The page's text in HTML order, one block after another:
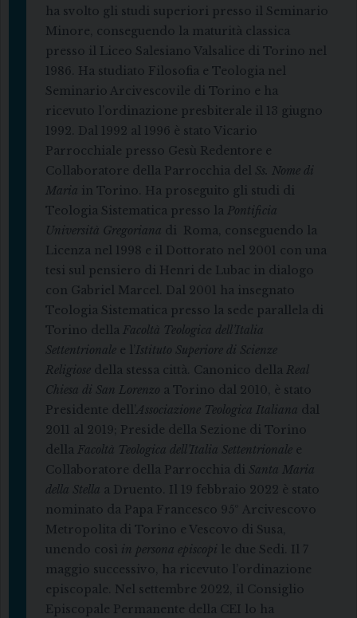
ha svolto gli studi superiori presso il Seminario
Minore, conseguendo la maturità classica
presso il Liceo Salesiano Valsalice di Torino nel
1986. Ha studiato Filosofia e Teologia nel
Seminario Arcivescovile di Torino e ha
ricevuto l’ordinazione presbiterale il 13 giugno
1992. Dal 1992 al 1996 è stato Vicario
Parrocchiale presso Gesù Redentore e
Collaboratore della Parrocchia del Ss. Nome di
Maria in Torino. Ha proseguito gli studi di
Teologia Sistematica presso la Pontificia
Università Gregoriana di Roma, conseguendo la
Licenza nel 1998 e il Dottorato nel 2001 con una
tesi sul pensiero di Henri de Lubac in dialogo
con Gabriel Marcel. Dal 2001 ha insegnato
Teologia Sistematica presso la sede parallela di
Torino della Facoltà Teologica dell’Italia
Settentrionale e l’ Istituto Superiore di Scienze
Religiose della stessa città. Canonico della Real
Chiesa di San Lorenzo a Torino dal 2010, è stato
Presidente dell’Associazione Teologica Italiana dal
2011 al 2019; Preside della Sezione di Torino
della Facoltà Teologica dell’Italia Settentrionale e
Collaboratore della Parrocchia di Santa Maria
della Stella a Druento. Il 19 febbraio 2022 è stato
nominato da Papa Francesco 95º Arcivescovo
Metropolita di Torino e Vescovo di Susa,
unendo così in persona episcopi le due Sedi. Il 7
maggio successivo, ha ricevuto l’ordinazione
episcopale. Nel settembre 2022, il Consiglio
Episcopale Permanente della CEI lo ha